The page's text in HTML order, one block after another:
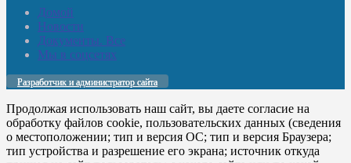
Домой
Новости
Документы. Все
Мы в соцсетях
Разработчик и администратор сайта
Продолжая использовать наш сайт, вы даете согласие на
обработку файлов cookie, пользовательских данных (сведения
о местоположении; тип и версия ОС; тип и версия Браузера;
тип устройства и разрешение его экрана; источник откуда